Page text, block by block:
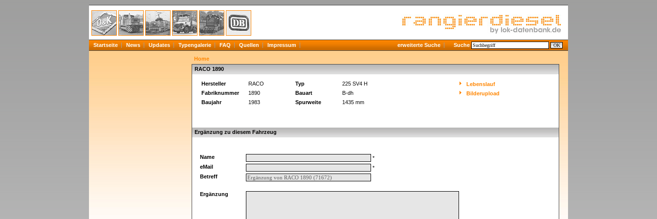
Startseite News Updates Typengalerie FAQ Quellen Impressum erweiterte Suche Suche
Home
RACO 1890
Hersteller RACO Typ 225 SV4 H
Lebenslauf
Fabriknummer
1890 Bauart B-dh
Bilderupload
Baujahr
1983 Spurweite 1435 mm
Ergänzung zu diesem Fahrzeug
Name
*
eMail
*
Betreff
Ergänzung